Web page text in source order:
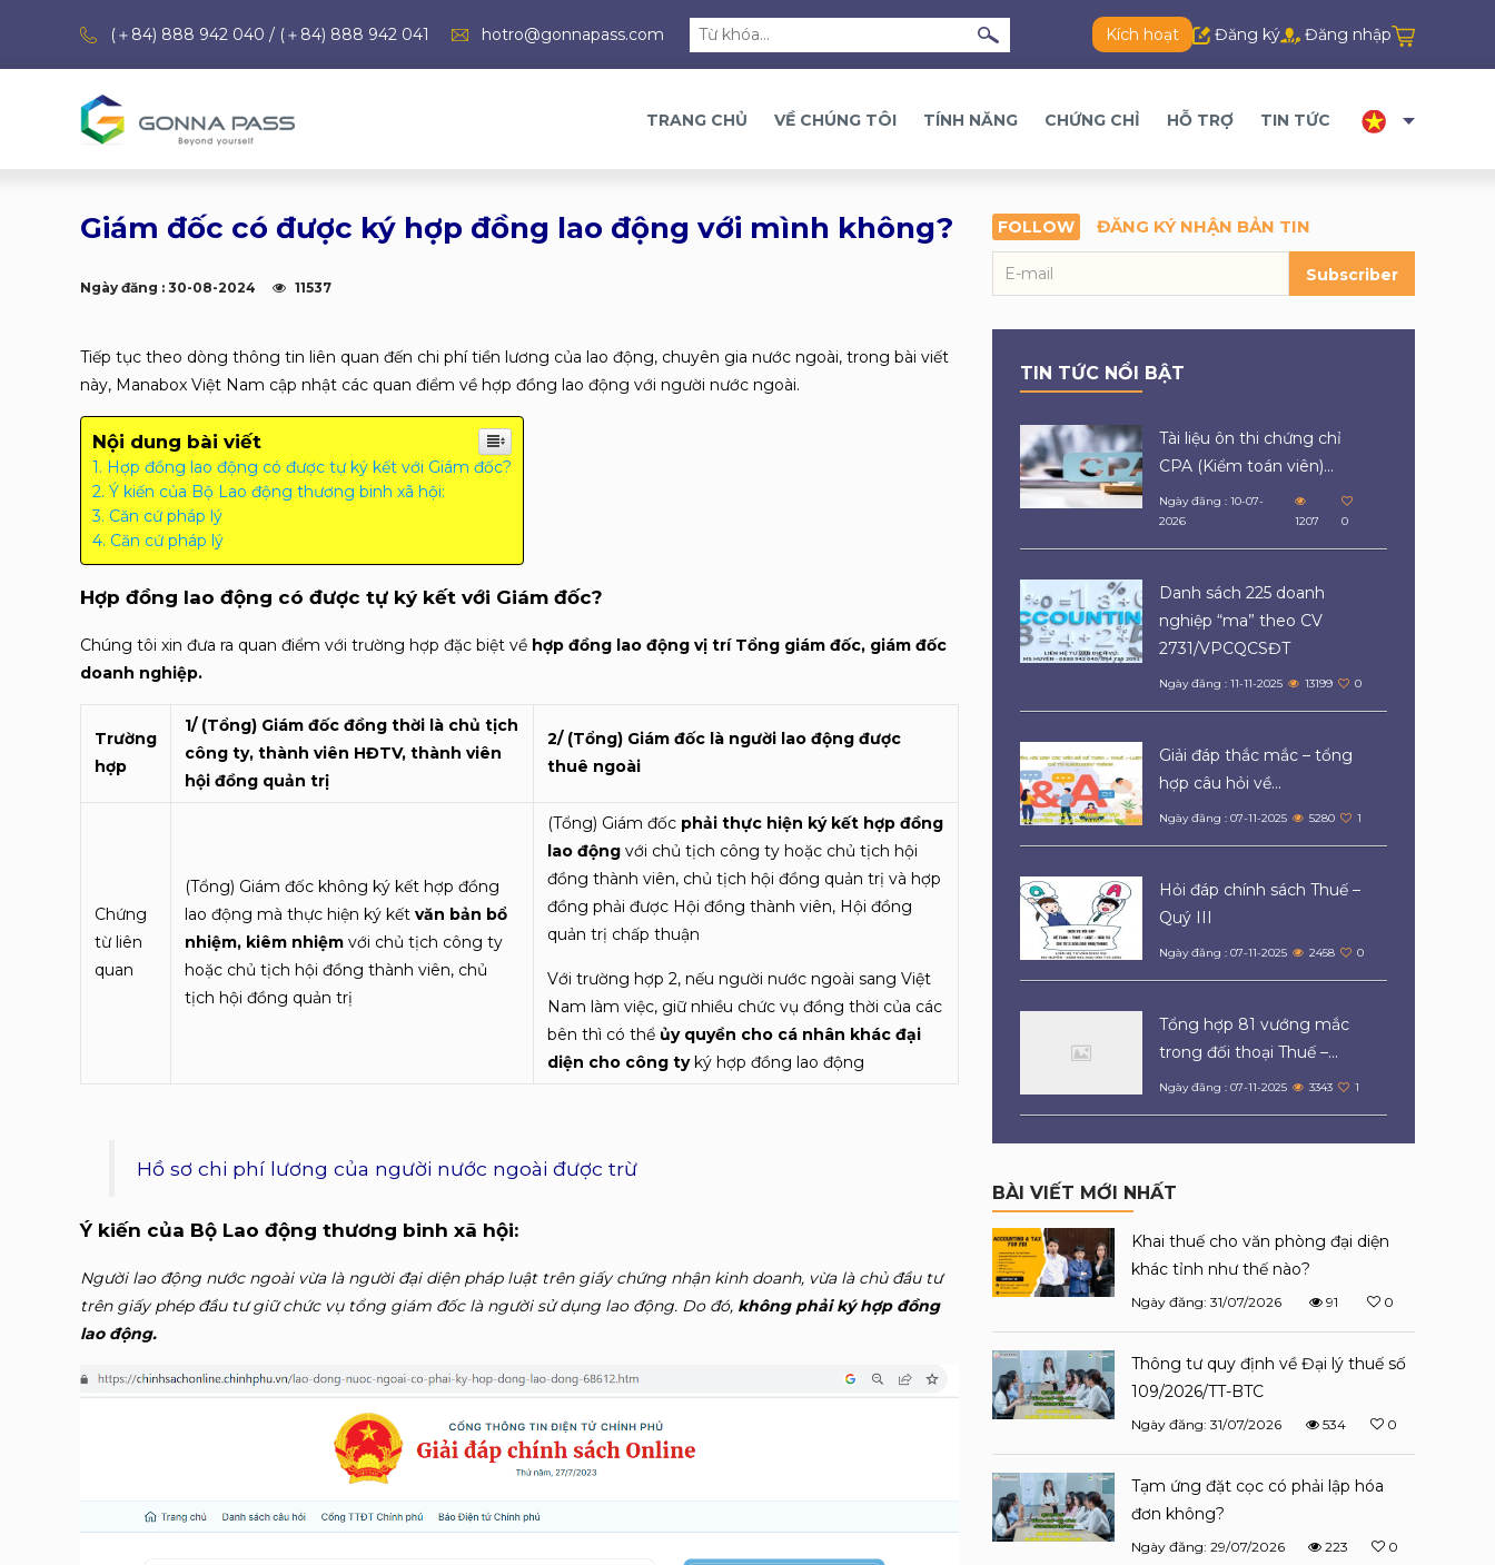
(＋84) 888 942 040 / (＋84) 888 942 041 hotro@gonnapass.com Kích hoạt Đăng ký Đăng nhập
TRANG CHỦ VỀ CHÚNG TÔI TÍNH NĂNG CHỨNG CHỈ HỖ TRỢ TIN TỨC
Giám đốc có được ký hợp đồng lao động với mình không?
Ngày đăng : 30-08-2024 11537
Tiếp tục theo dòng thông tin liên quan đến chi phí tiền lương của lao động, chuyên gia nước ngoài, trong bài viết
này, Manabox Việt Nam cập nhật các quan điểm về hợp đồng lao động với người nước ngoài.
Nội dung bài viết
Hợp đồng lao động có được tự ký kết với Giám đốc?
Ý kiến của Bộ Lao động thương binh xã hội:
Căn cứ pháp lý
Căn cứ pháp lý
Hợp đồng lao động có được tự ký kết với Giám đốc?
Chúng tôi xin đưa ra quan điểm với trường hợp đặc biệt về hợp đồng lao động vị trí Tổng giám đốc, giám đốc
doanh nghiệp.
Trường
hợp
1/ (Tổng) Giám đốc đồng thời là chủ tịch
công ty, thành viên HĐTV, thành viên
hội đồng quản trị
2/ (Tổng) Giám đốc là người lao động được
thuê ngoài
Chứng
từ liên
quan
(Tổng) Giám đốc không ký kết hợp đồng
lao động mà thực hiện ký kết văn bản bổ
nhiệm, kiêm nhiệm với chủ tịch công ty
hoặc chủ tịch hội đồng thành viên, chủ
tịch hội đồng quản trị
(Tổng) Giám đốc phải thực hiện ký kết hợp đồng
lao động với chủ tịch công ty hoặc chủ tịch hội
đồng thành viên, chủ tịch hội đồng quản trị và hợp
đồng phải được Hội đồng thành viên, Hội đồng
quản trị chấp thuận
Với trường hợp 2, nếu người nước ngoài sang Việt
Nam làm việc, giữ nhiều chức vụ đồng thời của các
bên thì có thể ủy quyền cho cá nhân khác đại
diện cho công tyký hợp đồng lao động
Hồ sơ chi phí lương của người nước ngoài được trừ
Ý kiến của Bộ Lao động thương binh xã hội:
Người lao động nước ngoài vừa là người đại diện pháp luật trên giấy chứng nhận kinh doanh, vừa là chủ đầu tư
trên giấy phép đầu tư giữ chức vụ tổng giám đốc là người sử dụng lao động. Do đó, không phải ký hợp đồng
lao động.
FOLLOW ĐĂNG KÝ NHẬN BẢN TIN
Subscriber
TIN TỨC NỔI BẬT
Tài liệu ôn thi chứng chỉ
CPA (Kiểm toán viên)...
Ngày đăng : 10-07-
2026
1207 0
Danh sách 225 doanh
nghiệp “ma” theo CV
2731/VPCQCSĐT
Ngày đăng : 11-11-2025 13199 0
Giải đáp thắc mắc – tổng
hợp câu hỏi về...
Ngày đăng : 07-11-2025 5280 1
Hỏi đáp chính sách Thuế –
Quý III
Ngày đăng : 07-11-2025 2458 0
Tổng hợp 81 vướng mắc
trong đối thoại Thuế –...
Ngày đăng : 07-11-2025 3343 1
BÀI VIẾT MỚI NHẤT
Khai thuế cho văn phòng đại diện
khác tỉnh như thế nào?
Ngày đăng: 31/07/2026 91 0
Thông tư quy định về Đại lý thuế số
109/2026/TT-BTC
Ngày đăng: 31/07/2026 534 0
Tạm ứng đặt cọc có phải lập hóa
đơn không?
Ngày đăng: 29/07/2026 223 0